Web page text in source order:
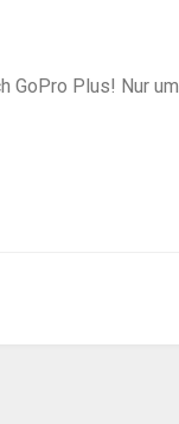
GoPro Plus! Nur um